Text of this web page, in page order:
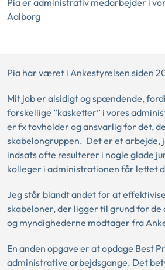
Pia er administrativ medarbejder i
Aalborg
Pia har været i Ankestyrelsen siden
Mit job er alsidigt og spændende,
forskellige ”kasketter” i vores
er fx tovholder og ansvarlig for det,
skabelongruppen. Det er et arbejde,
indsats ofte resulterer i nogle glade
kolleger i administrationen får lettet
Jeg står blandt andet for at
skabeloner, der ligger til grund for
og myndighederne modtager fra
En anden opgave er at opdage Best
administrative arbejdsgange. Det